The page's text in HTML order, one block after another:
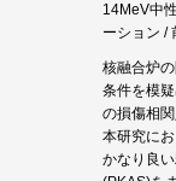
14MeV中
ーション /
核融合炉
条件を模
の損傷相
本研究に
かなり良